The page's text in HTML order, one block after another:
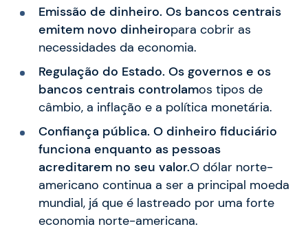
Emissão de dinheiro. Os bancos centrais
emitem novo dinheiropara cobrir as
necessidades da economia.
Regulação do Estado. Os governos e os
bancos centrais controlamos tipos de
câmbio, a inflação e a política monetária.
Confiança pública. O dinheiro fiduciário
funciona enquanto as pessoas
acreditarem no seu valor.O dólar norte-
americano continua a ser a principal moeda
mundial, já que é lastreado por uma forte
economia norte-americana.